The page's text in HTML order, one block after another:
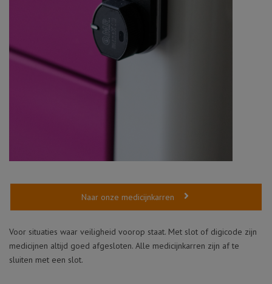
Naar onze medicijnkarren
Voor situaties waar veiligheid voorop staat. Met slot of digicode zijn
medicijnen altijd goed afgesloten. Alle medicijnkarren zijn af te
sluiten met een slot.